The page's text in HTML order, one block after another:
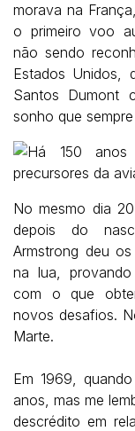
morava na
o primeiro voo
não sendo
Estados Unidos,
Santos Dumont
sonho que
No mesmo dia
depois do
Armstrong deu
na lua,
com o que
novos desafios.
Marte.
Em 1969,
anos, mas me
descrédito em